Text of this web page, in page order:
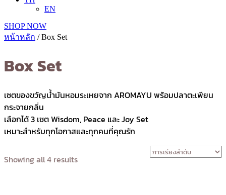
EN
SHOP NOW
หน้าหลัก / Box Set
Box Set
เซตของขวัญน้ำมันหอมระเหยจาก AROMAYU พร้อมปลาตะเพียน
กระจายกลิ่น
เลือกได้ 3 เซต Wisdom, Peace และ Joy Set
เหมาะสำหรับทุกโอกาสและทุกคนที่คุณรัก
Showing all 4 results